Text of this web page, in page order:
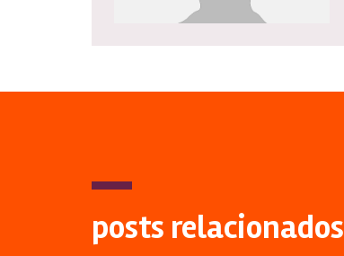
posts relacionados